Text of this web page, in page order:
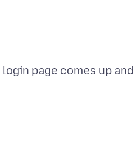
login page comes up